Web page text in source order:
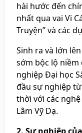
hài hước đến
nhất qua vai Vi
Truyện” và các
Sinh ra và lớn
sớm bộc lộ
nghiệp Đại học
đầu sự nghiệp
thời với các
Lâm Vỹ Dạ.